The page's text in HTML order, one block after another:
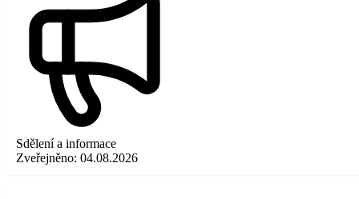
Sdělení a informace
Zveřejněno: 04.08.2026